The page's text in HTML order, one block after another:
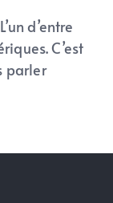
d’entre
C’est
parler